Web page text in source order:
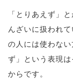
「とりあえず」
んざいに扱われ
の人には使わな
ず」という表現
からです。